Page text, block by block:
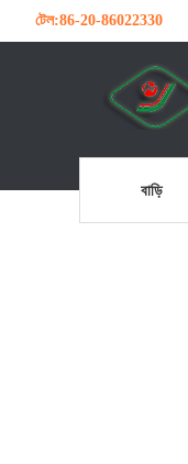
টেল:86-20-86022330
বাড়ি